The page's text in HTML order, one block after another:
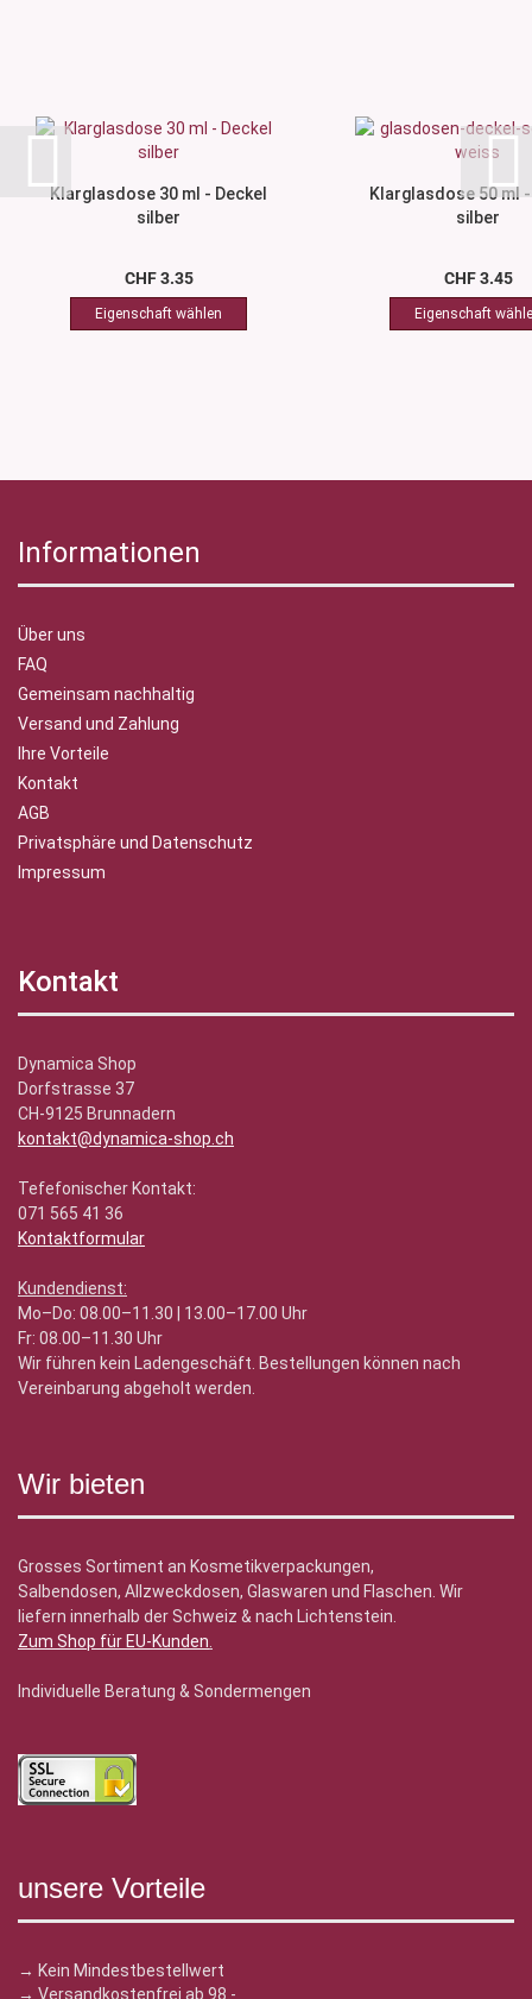
Klarglasdose 30 ml - Deckel
silber
CHF 3.35
Klarglasdose 50 ml
silber
CHF 3.45
Informationen
Über uns
FAQ
Gemeinsam nachhaltig
Versand und Zahlung
Ihre Vorteile
Kontakt
AGB
Privatsphäre und Datenschutz
Impressum
Kontakt
Dynamica Shop
Dorfstrasse 37
CH-9125 Brunnadern
kontakt@dynamica-shop.ch
Tefefonischer Kontakt:
071 565 41 36
Kontaktformular
Kundendienst:
Mo–Do: 08.00–11.30 | 13.00–17.00 Uhr
Fr: 08.00–11.30 Uhr
Wir führen kein Ladengeschäft. Bestellungen können nach
Vereinbarung abgeholt werden.
Wir bieten
Grosses Sortiment an Kosmetikverpackungen,
Salbendosen, Allzweckdosen, Glaswaren und Flaschen. Wir
liefern innerhalb der Schweiz & nach Lichtenstein.
Zum Shop für EU-Kunden.
Individuelle Beratung & Sondermengen
unsere Vorteile
→ Kein Mindestbestellwert
→ Versandkostenfrei ab 98.-